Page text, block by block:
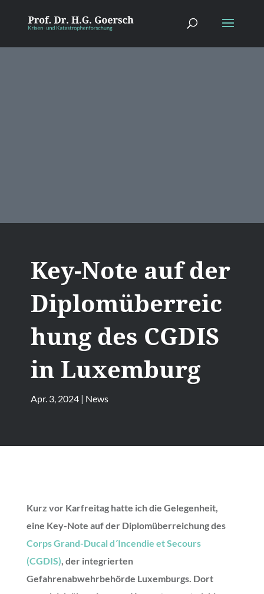
Key-Note auf der
Diplomüberreic
hung des CGDIS
in Luxemburg
Apr. 3, 2024 | News
Kurz vor Karfreitag hatte ich die Gelegenheit,
eine Key-Note auf der Diplomüberreichung des
Corps Grand-Ducal d´Incendie et Secours
(CGDIS), der integrierten
Gefahrenabwehrbehörde Luxemburgs. Dort